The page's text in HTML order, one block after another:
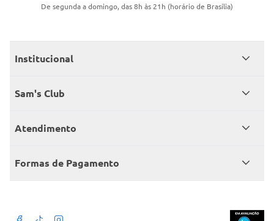
De segunda a domingo, das 8h às 21h (horário de Brasília)
Institucional
Quem somos
Encontre um Clube
Sam's Club
Seja sócio
Member’s Mark
Atendimento
Fale conosco
Atendimento em libras
Formas de Pagamento